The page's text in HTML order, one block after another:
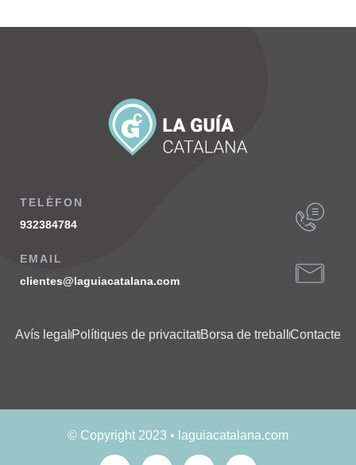
TELÈFON
932384784
EMAIL
clientes@laguiacatalana.com
Avís legal Polítiques de privacitatBorsa de treball Contacte
© Copyright 2023 • laguiacatalana.com